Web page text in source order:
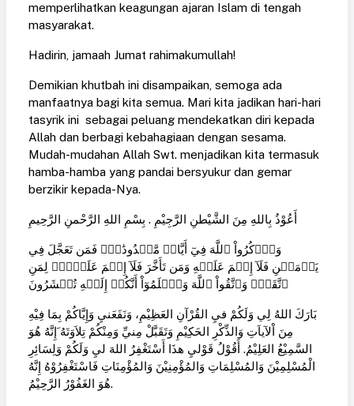
memperlihatkan keagungan ajaran Islam di tengah
masyarakat.
Hadirin, jamaah Jumat rahimakumullah!
Demikian khutbah ini disampaikan, semoga ada
manfaatnya bagi kita semua. Mari kita jadikan hari-hari
tasyrik ini sebagai peluang mendekatkan diri kepada
Allah dan berbagi kebahagiaan dengan sesama.
Mudah-mudahan Allah Swt. menjadikan kita termasuk
hamba-hamba yang pandai bersyukur dan gemar
berzikir kepada-Nya.
أَعُوْذُ بِاللهِ مِنَ الشَّيْطنِ الرَّجِيْمِ . بِسْمِ اللهِ الرَّحْمنِ الرَّحِيمِ
وَٱذۡكُرُواْ ٱللَّهَ فِيٓ أَيَّامٖ مَّعۡدُودَٰتٖۚ فَمَن تَعَجَّلَ فِي
يَوۡمَيۡنِ فَلَآ إِثۡمَ عَلَيۡهِ وَمَن تَأَخَّرَ فَلَآ إِثۡمَ عَلَيۡهِۖ لِمَنِ
ٱتَّقَىٰۗ وَٱتَّقُواْ ٱللَّهَ وَٱعۡلَمُوٓاْ أَنَّكُمۡ إِلَيۡهِ تُحۡشَرُونَ
بَارَكَ اللهُ لِي وَلَكُمْ فيِ القُرْآنِ العَظِيْمِ، وَنَفَعَنيِ وَإِيَّاكُمْ بِمَا فِيْهِ
مِنَ اْلآياَتِ وَالذِّكْرِ الحَكِيْمِ وَتَقَبَّلْ مِنيِّ وَمِنْكُمْ تِلاَوَتَهُ َإِنَّهُ هُوَ
السَّمِيْعُ العَلِيْمُ. أَقُوْلُ قَوْليِ هذَا أَسْتَغْفِرُ اللهَ ليِ وَلَكُمْ وَلِسَائِرِ
الْمُسْلِمِيْنَ وَالمُسْلِمَاتِ وَالمُؤْمِنِيْنَ وَالمُؤْمِنَاتِ فَاسْتَغْفِرُوْهُ إِنَّهُ
هُوَ الغَفُوْرُ الرَّحِيْمُ.